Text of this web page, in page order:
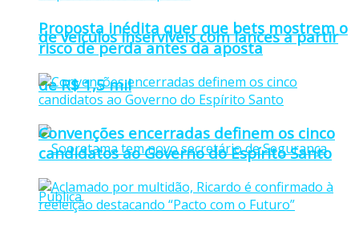
de veículos inservíveis com lances a partir
de R$ 1,5 mil
Proposta inédita quer que bets mostrem o
risco de perda antes da aposta
Convenções encerradas definem os cinco
candidatos ao Governo do Espírito Santo